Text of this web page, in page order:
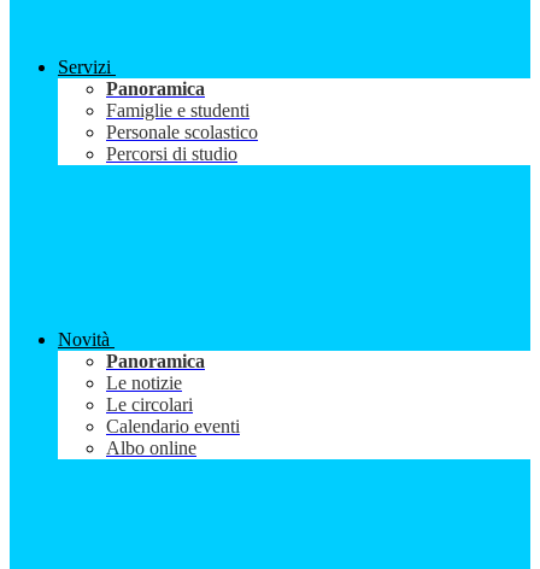
Servizi
Panoramica
Famiglie e studenti
Personale scolastico
Percorsi di studio
Novità
Panoramica
Le notizie
Le circolari
Calendario eventi
Albo online